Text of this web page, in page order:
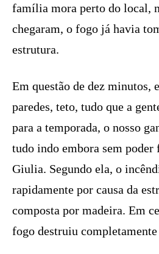
família mora perto do local,
chegaram, o fogo já havia
estrutura.
Em questão de dez minutos,
paredes, teto, tudo que a
para a temporada, o nosso
tudo indo embora sem poder
Giulia. Segundo ela, o
rapidamente por causa da
composta por madeira. Em
fogo destruiu